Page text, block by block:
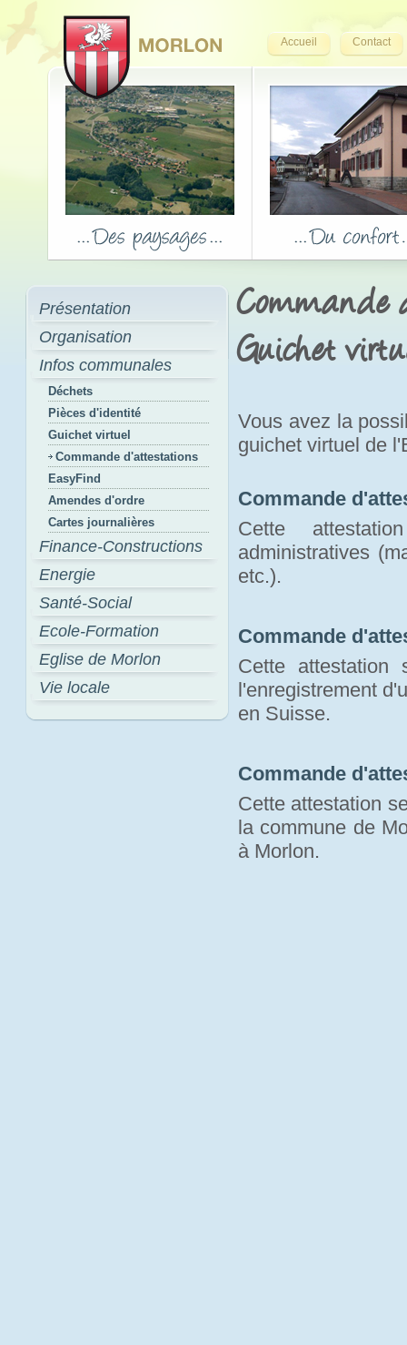
Accueil Contact
Présentation
Organisation
Infos communales
Déchets
Pièces d'identité
Guichet virtuel
Commande d'attestations
EasyFind
Amendes d'ordre
Cartes journalières
Finance-Constructions
Energie
Santé-Social
Ecole-Formation
Eglise de Morlon
Vie locale
Commande
Guichet
Vous avez la
guichet virtuel de
Commande
Cette
administratives
etc.).
Commande
Cette
l'enregistrement
en Suisse.
Commande
Cette attestation
la commune de
à Morlon.